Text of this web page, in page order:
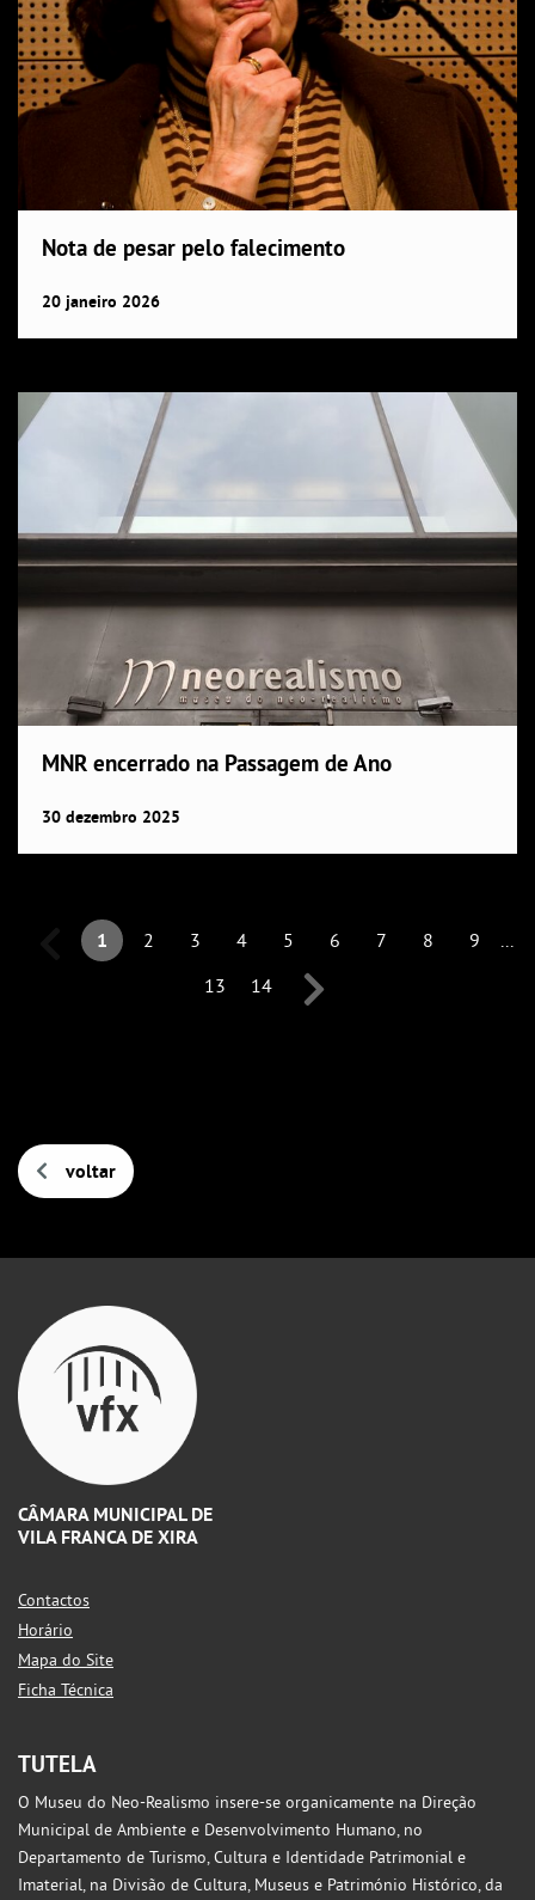
Nota de pesar pelo falecimento
20 janeiro 2026
MNR encerrado na Passagem de Ano
30 dezembro 2025
1 2 3 4 5 6 7 8 9
13
14
voltar
CÂMARA MUNICIPAL DE
VILA FRANCA DE XIRA
Contactos
Horário
Mapa do Site
Ficha Técnica
TUTELA
O Museu do Neo-Realismo insere-se organicamente na Direção
Municipal de Ambiente e Desenvolvimento Humano, no
Departamento de Turismo, Cultura e Identidade Patrimonial e
Imaterial, na Divisão de Cultura, Museus e Património Histórico, da